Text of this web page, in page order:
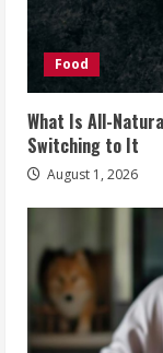
Food
What Is All-
Switching to It
August 1, 2026